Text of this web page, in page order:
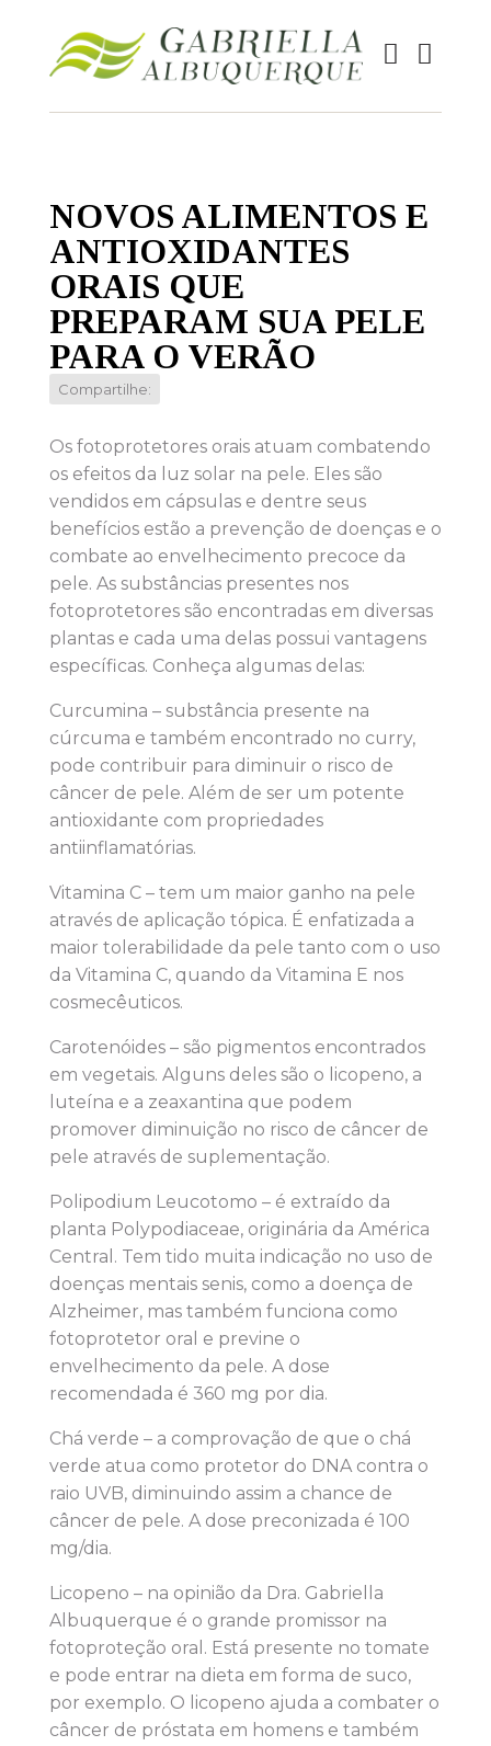
NOVOS ALIMENTOS E
ANTIOXIDANTES
ORAIS QUE
PREPARAM SUA PELE
PARA O VERÃO
Compartilhe:
Os fotoprotetores orais atuam combatendo
os efeitos da luz solar na pele. Eles são
vendidos em cápsulas e dentre seus
benefícios estão a prevenção de doenças e o
combate ao envelhecimento precoce da
pele. As substâncias presentes nos
fotoprotetores são encontradas em diversas
plantas e cada uma delas possui vantagens
específicas. Conheça algumas delas:
Curcumina – substância presente na
cúrcuma e também encontrado no curry,
pode contribuir para diminuir o risco de
câncer de pele. Além de ser um potente
antioxidante com propriedades
antiinflamatórias.
Vitamina C – tem um maior ganho na pele
através de aplicação tópica. É enfatizada a
maior tolerabilidade da pele tanto com o uso
da Vitamina C, quando da Vitamina E nos
cosmecêuticos.
Carotenóides – são pigmentos encontrados
em vegetais. Alguns deles são o licopeno, a
luteína e a zeaxantina que podem
promover diminuição no risco de câncer de
pele através de suplementação.
Polipodium Leucotomo – é extraído da
planta Polypodiaceae, originária da América
Central. Tem tido muita indicação no uso de
doenças mentais senis, como a doença de
Alzheimer, mas também funciona como
fotoprotetor oral e previne o
envelhecimento da pele. A dose
recomendada é 360 mg por dia.
Chá verde – a comprovação de que o chá
verde atua como protetor do DNA contra o
raio UVB, diminuindo assim a chance de
câncer de pele. A dose preconizada é 100
mg/dia.
Licopeno – na opinião da Dra. Gabriella
Albuquerque é o grande promissor na
fotoproteção oral. Está presente no tomate
e pode entrar na dieta em forma de suco,
por exemplo. O licopeno ajuda a combater o
câncer de próstata em homens e também